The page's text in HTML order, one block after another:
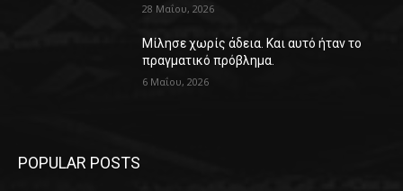
28 Μαΐου, 2026
Μίλησε χωρίς άδεια. Και αυτό ήταν το
πραγματικό πρόβλημα.
6 Μαΐου, 2026
POPULAR POSTS